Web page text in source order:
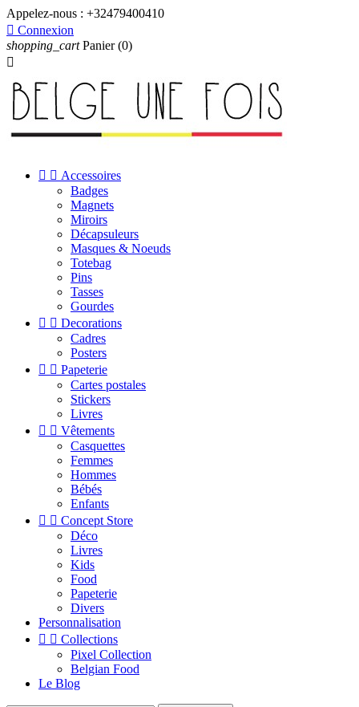
Appelez-nous : +32479400410
 Connexion
shopping_cart Panier (0)

  Accessoires
Badges
Magnets
Miroirs
Décapsuleurs
Masques & Noeuds
Totebag
Pins
Tasses
Gourdes
  Decorations
Cadres
Posters
  Papeterie
Cartes postales
Stickers
Livres
  Vêtements
Casquettes
Femmes
Hommes
Bébés
Enfants
  Concept Store
Déco
Livres
Kids
Food
Papeterie
Divers
Personnalisation
  Collections
Pixel Collection
Belgian Food
Le Blog